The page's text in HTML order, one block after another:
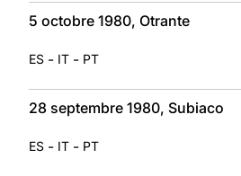
5 octobre 1980, Otrante
ES - IT - PT
28 septembre 1980, Subiaco
ES - IT - PT